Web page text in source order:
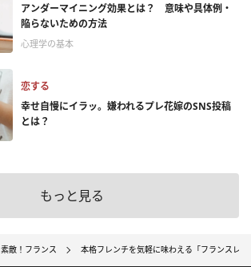
アンダーマイニング効果とは？ 意味や具体例・
陥らないための方法
心理学の基本
恋する
幸せ自慢にイラッ。嫌われるプレ花嫁のSNS投稿
とは？
もっと見る
素敵！フランス 本格フレンチを気軽に味わえる「フランスレ